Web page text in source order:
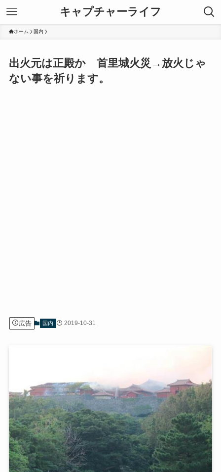
キャプチャーライフ
ホーム 国内
出火元は正殿か 首里城火災→放火じゃ
ない事を祈ります。
広告 国内 2019-10-31